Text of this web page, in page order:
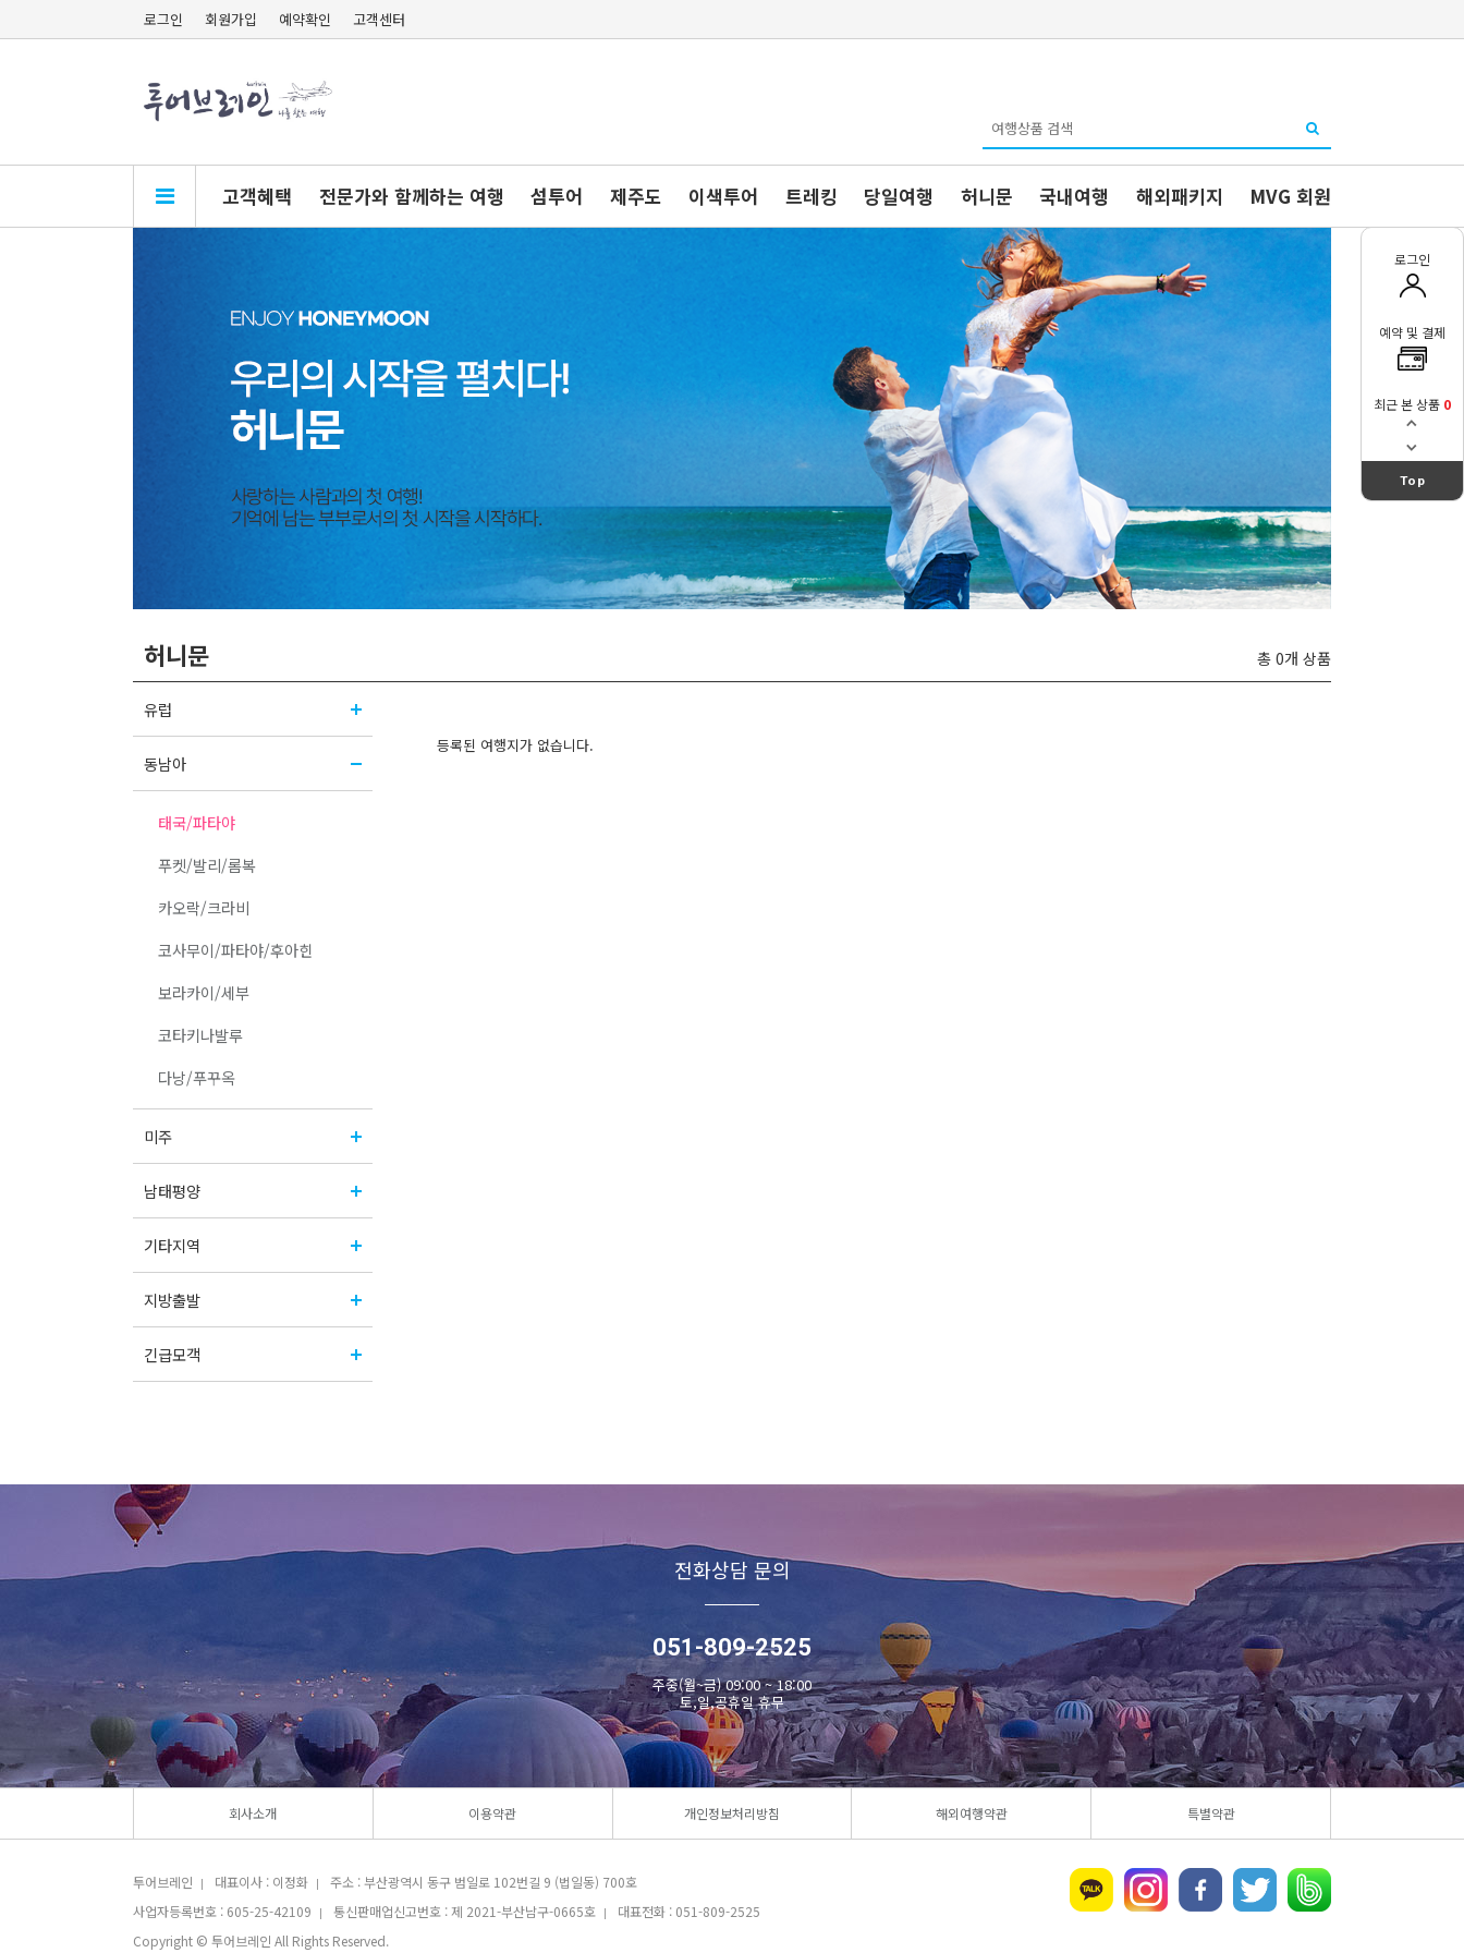
로그인 회원가입 예약확인 고객센터
고객혜택 전문가와 함께하는 여행 섬투어 제주도 이색투어 트레킹 당일여행 허니문 국내여행 해외패키지 MVG 회원
허니문 총 0개 상품
유럽
동남아
태국/파타야
푸켓/발리/롬복
카오락/크라비
코사무이/파타야/후아힌
보라카이/세부
코타키나발루
다낭/푸꾸옥
미주
남태평양
기타지역
지방출발
긴급모객
등록된 여행지가 없습니다.
로그인
예약 및 결제
최근 본 상품 0
Top
전화상담 문의
051-809-2525
주중(월~금) 09:00 ~ 18:00
토,일,공휴일 휴무
회사소개 이용약관 개인정보처리방침 해외여행약관 특별약관
투어브레인 | 대표이사 : 이정화 |
주소 : 부산광역시 동구 범일로 102번길 9 (법일동) 700호
사업자등록번호 : 605-25-42109
| 통신판매업신고번호 : 제 2021-부산남구-0665호 |
대표전화 : 051-809-2525
Copyright © 투어브레인 All Rights Reserved.